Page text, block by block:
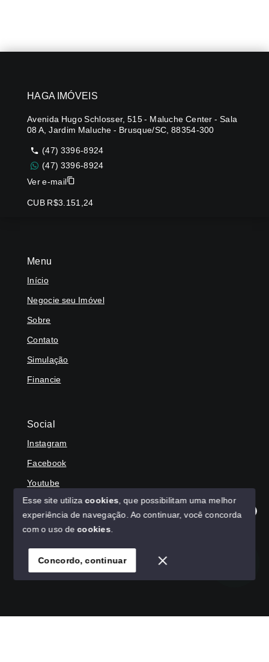
Olá! Agradecemos seu contato, como podemos ajudar?
Menu
Início
Negocie seu Imóvel
Sobre
Contato
Simulação
Financie
Social
Instagram
Facebook
Youtube
© Copyright 2026 - HAGA IMÓVEIS - Todos os direitos
SITE PARA IMOBILIARIA
HAGA IMÓVEIS
Avenida Hugo Schlosser, 515 - Maluche Center - Sala
08 A, Jardim Maluche - Brusque/SC, 88354-300
(47) 3396-8924
(47) 3396-8924
Ver e-mail
CUB R$3.151,24
Esse site utilizacookies , que possibilitam uma melhor
experiência de navegação. Ao continuar, você concorda
com o uso decookies
Concordo, continuar